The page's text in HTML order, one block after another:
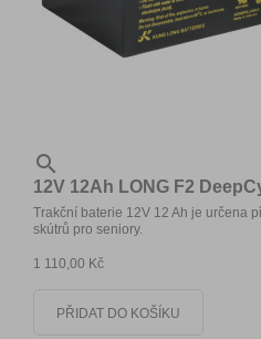

12V 12Ah LONG F2
Trakční baterie 12V 12 Ah je určena
skútrů pro seniory.
1 110,00 Kč
PŘIDAT DO KOŠÍKU